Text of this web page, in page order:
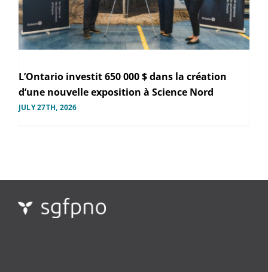
L’Ontario investit 650 000 $ dans la création
d’une nouvelle exposition à Science Nord
JULY 27TH, 2026